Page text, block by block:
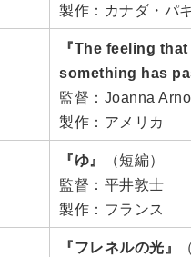
製作：カナダ・パ
『The feeling
something has
監督：Joanna
製作：アメリカ
『ゆ』
（短編）
監督：平井敦士
製作：フランス
『フレネルの光』